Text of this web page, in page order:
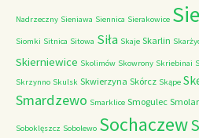
Nadrzeczny Sieniawa Siennica Sierakowice
Siomki Sitnica Sitowa Siła Skaje Skarlin
Skierniewice Skolimów Skowrony Skriebinai
Skrzynno Skulsk Skwierzyna Skórcz Skąpe
Smardzewo Smarklice Smogulec
Soboklęszcz Sobolewo Sochaczew